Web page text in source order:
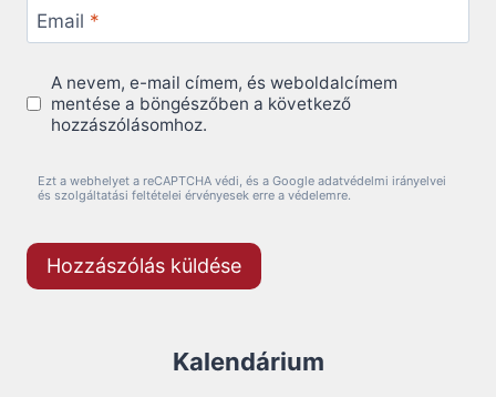
Email *
A nevem, e-mail címem, és weboldalcímem
mentése a böngészőben a következő
hozzászólásomhoz.
Ezt a webhelyet a reCAPTCHA védi, és a Google adatvédelmi irányelvei
és szolgáltatási feltételei érvényesek erre a védelemre.
Kalendárium